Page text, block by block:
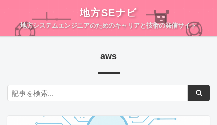
地方SEナビ
地方システムエンジニアのためのキャリアと技術の発信サイト
aws